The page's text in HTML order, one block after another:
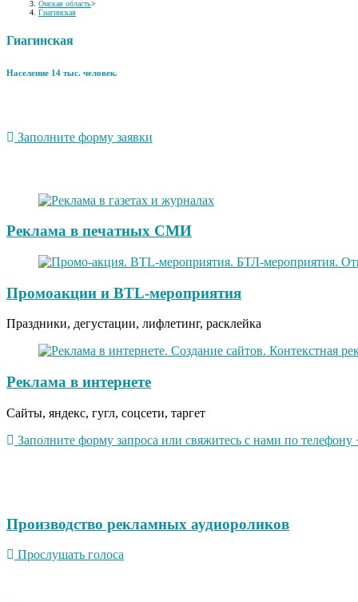
Омская область>
Гиагинская
Гиагинская
Население 14 тыс. человек.
Заполните форму заявки
Реклама в печатных СМИ
Промоакции и BTL-мероприятия
Праздники, дегустации, лифлетинг, расклейка
Реклама в интернете
Сайты, яндекс, гугл, соцсети, таргет
Заполните форму запроса или свяжитесь с нами по
Производство рекламных аудиороликов
Прослушать голоса